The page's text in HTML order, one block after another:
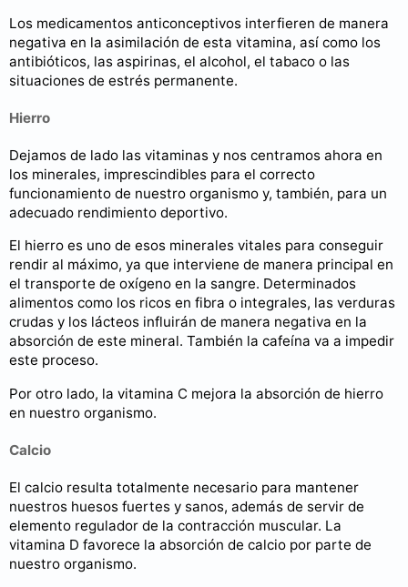
Los medicamentos anticonceptivos interfieren de manera
negativa en la asimilación de esta vitamina, así como los
antibióticos, las aspirinas, el alcohol, el tabaco o las
situaciones de estrés permanente.
Hierro
Dejamos de lado las vitaminas y nos centramos ahora en
los minerales, imprescindibles para el correcto
funcionamiento de nuestro organismo y, también, para un
adecuado rendimiento deportivo.
El hierro es uno de esos minerales vitales para conseguir
rendir al máximo, ya que interviene de manera principal en
el transporte de oxígeno en la sangre. Determinados
alimentos como los ricos en fibra o integrales, las verduras
crudas y los lácteos influirán de manera negativa en la
absorción de este mineral. También la cafeína va a impedir
este proceso.
Por otro lado, la vitamina C mejora la absorción de hierro
en nuestro organismo.
Calcio
El calcio resulta totalmente necesario para mantener
nuestros huesos fuertes y sanos, además de servir de
elemento regulador de la contracción muscular. La
vitamina D favorece la absorción de calcio por parte de
nuestro organismo.